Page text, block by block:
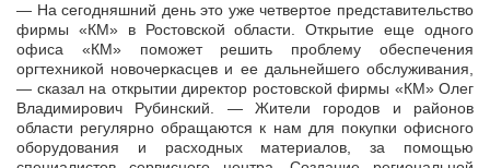
— На сегодняшний день это уже четвертое представительство
фирмы «КМ» в Ростовской области. Открытие еще одного
офиса «КМ» поможет решить проблему обеспечения
оргтехникой новочеркасцев и ее дальнейшего обслуживания,
— сказал на открытии директор ростовской фирмы «КМ» Олег
Владимирович Рубинский. — Жители городов и районов
области регулярно обращаются к нам для покупки офисного
оборудования и расходных материалов, за помощью